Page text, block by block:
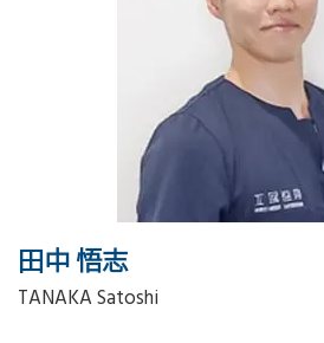
田中 悟志
TANAKA Satoshi